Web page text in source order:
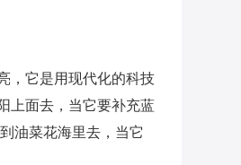
它是用现代化的科技
上面去，当它要补充蓝
油菜花海里去，当它